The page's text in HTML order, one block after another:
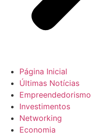
Página Inicial
Últimas Notícias
Empreendedorismo
Investimentos
Networking
Economia